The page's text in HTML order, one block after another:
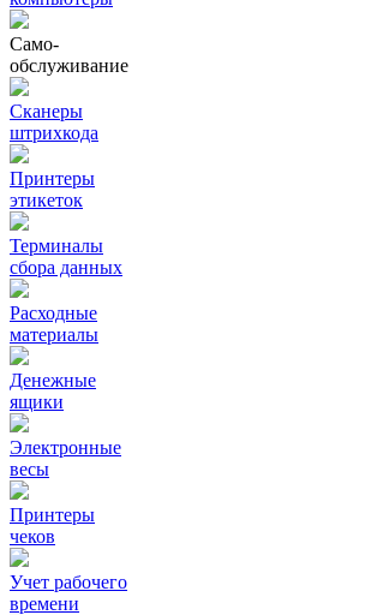
Само-
обслуживание
Сканеры
штрихкода
Принтеры
этикеток
Терминалы
сбора данных
Расходные
материалы
Денежные
ящики
Электронные
весы
Принтеры
чеков
Учет рабочего
времени